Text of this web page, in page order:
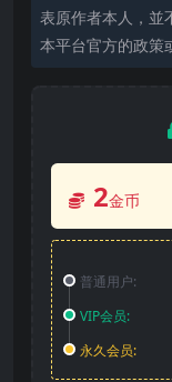
表原作者本人，並
本平台官方的政策
2金币
普通用户:
VIP会员:
永久会员: